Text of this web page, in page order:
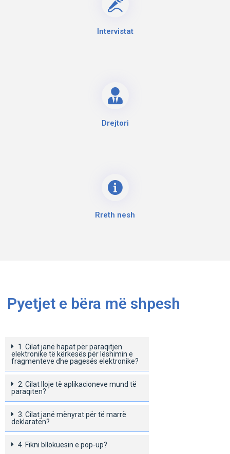
Intervistat
Drejtori
Rreth nesh
Pyetjet e bëra më shpesh
1. Cilat janë hapat për paraqitjen
elektronike të kërkesës për lëshimin e
fragmenteve dhe pagesës elektronike?
2. Cilat lloje të aplikacioneve mund të
paraqiten?
3. Cilat janë mënyrat për të marrë
deklaratën?
4. Fikni bllokuesin e pop-up?